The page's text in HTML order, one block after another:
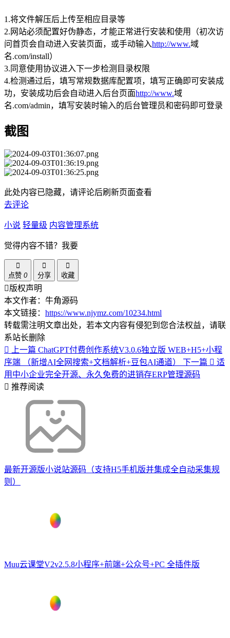
1.将文件解压后上传至相应目录等
2.网站必须配置好伪静态，才能正常进行安装和使用（初次访
问首页会自动进入安装页面，或手动输入http://www.域
名.com/install）
3.同意使用协议进入下一步检测目录权限
4.检测通过后，填写常规数据库配置项，填写正确即可安装成
功，安装成功后会自动进入后台页面http://www.域
名.com/admin，填写安装时输入的后台管理员和密码即可登录
截图
此处内容已隐藏，请评论后刷新页面查看
去评论
小说 轻量级 内容管理系统
觉得内容不错？我要
点赞 0 分享 收藏
版权声明
本文作者：牛角源码
本文链接： https://www.njymz.com/10234.html
转载需注明文章出处，若本文内容有侵犯到您合法权益，请联
系站长删除
上一篇 ChatGPT付费创作系统V3.0.6独立版 WEB+H5+小程
序端 （新增AI全网搜索+文档解析+豆包AI通道）
下一篇
适
用中小企业完全开源、永久免费的进销存ERP管理源码
推荐阅读
最新开源版小说站源码（支持H5手机版并集成全自动采集规
则）
Muu云课堂V2v2.5.8小程序+前端+公众号+PC 全插件版